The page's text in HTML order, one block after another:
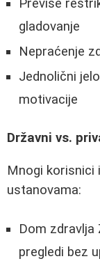
Previše
gladovanje
Nepraćenje
Jednolični
motivacije
Državni vs.
Mnogi korisnici
ustanovama:
Dom zdravlja
pregledi bez